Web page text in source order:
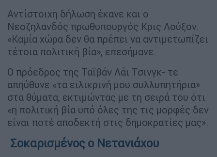
Αντίστοιχη δήλωση έκανε και ο
Νεοζηλανδός πρωθυπουργός Κρις Λούξον.
«Καμία χώρα δεν θα πρέπει να αντιμετωπίζει
τέτοια πολιτική βία», επεσήμανε.
Ο πρόεδρος της Ταϊβάν Λάι Τσινγκ- τε
απηύθυνε «τα ειλικρινή μου συλλυπητήρια»
στα θύματα, εκτιμώντας με τη σειρά του ότι
«η πολιτική βία υπό όλες της τις μορφές δεν
είναι ποτέ αποδεκτή στις δημοκρατίες μας».
Σοκαρισμένος ο Νετανιάχου